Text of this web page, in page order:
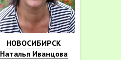
НОВОСИБИРСК
Наталья Иванцова